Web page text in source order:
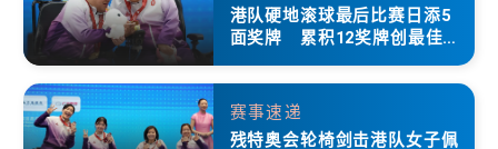
港队硬地滚球最后比赛日添5
面奖牌 累积12奖牌创最佳成
赛事速递
残特奥会轮椅剑击港队女子佩